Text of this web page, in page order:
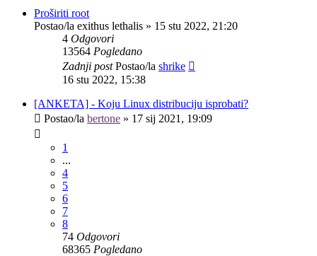
Proširiti root
Postao/la exithus lethalis » 15 stu 2022, 21:20
4 Odgovori
13564 Pogledano
Zadnji postPostao/la shrike
16 stu 2022, 15:38
[ANKETA] - Koju Linux distribuciju isprobati?
Postao/la bertone » 17 sij 2021, 19:09
1
...
4
5
6
7
8
74 Odgovori
68365 Pogledano